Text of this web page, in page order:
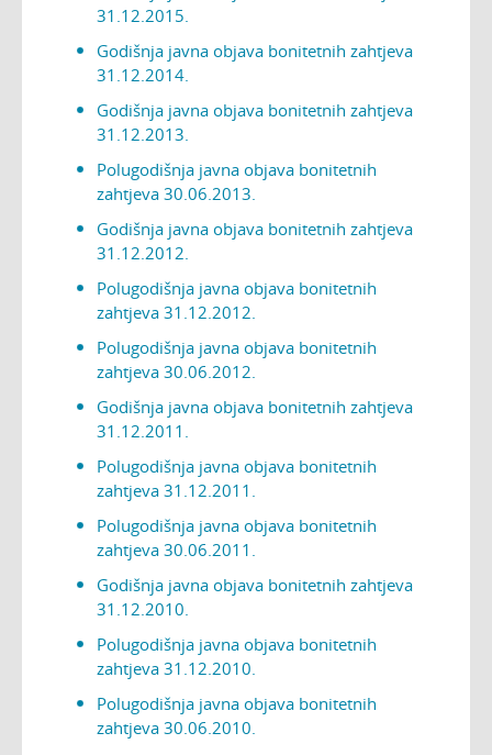
31.12.2015.
Godišnja javna objava bonitetnih zahtjeva
31.12.2014.
Godišnja javna objava bonitetnih zahtjeva
31.12.2013.
Polugodišnja javna objava bonitetnih
zahtjeva 30.06.2013.
Godišnja javna objava bonitetnih zahtjeva
31.12.2012.
Polugodišnja javna objava bonitetnih
zahtjeva 31.12.2012.
Polugodišnja javna objava bonitetnih
zahtjeva 30.06.2012.
Godišnja javna objava bonitetnih zahtjeva
31.12.2011.
Polugodišnja javna objava bonitetnih
zahtjeva 31.12.2011.
Polugodišnja javna objava bonitetnih
zahtjeva 30.06.2011.
Godišnja javna objava bonitetnih zahtjeva
31.12.2010.
Polugodišnja javna objava bonitetnih
zahtjeva 31.12.2010.
Polugodišnja javna objava bonitetnih
zahtjeva 30.06.2010.